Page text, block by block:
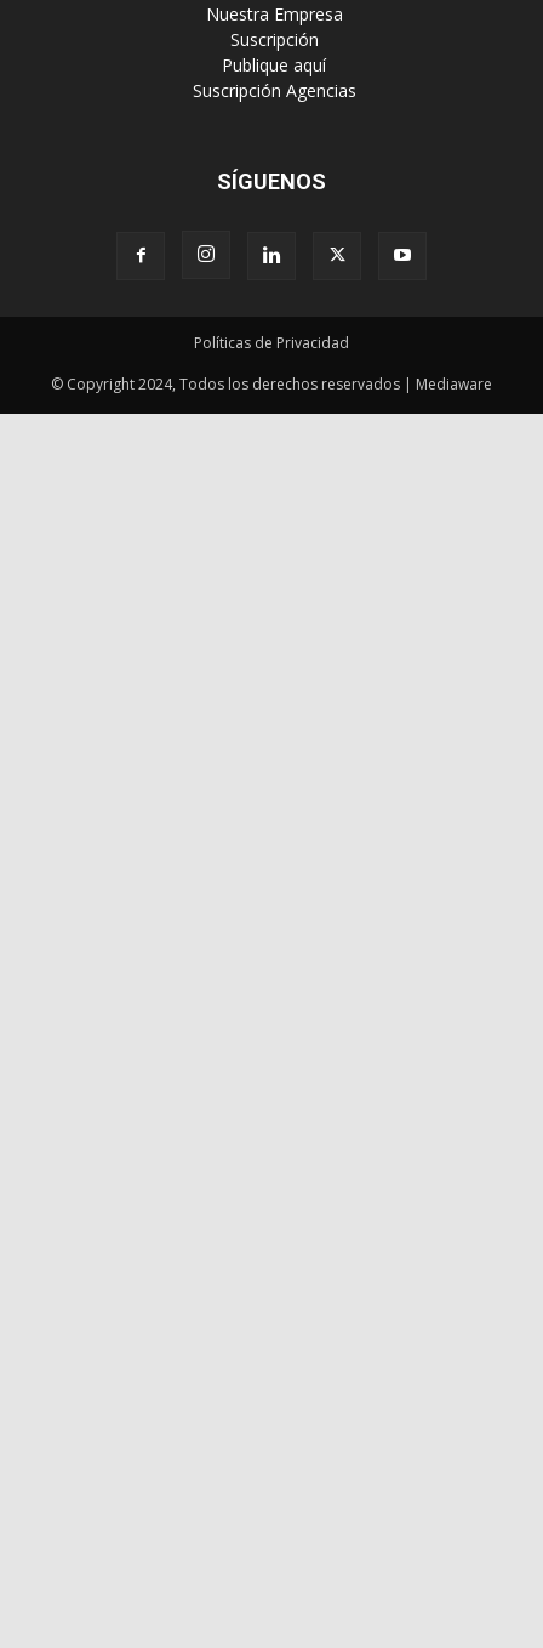
‎ Nuestra Empresa
‎ Suscripción
‎ Publique aquí
‎ Suscripción Agencias
SÍGUENOS
Políticas de Privacidad
© Copyright 2024, Todos los derechos reservados | Mediaware